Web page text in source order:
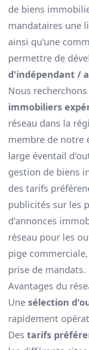
de biens
mandataires une
ainsi qu'une
permettre de
d'indépendant /
Nous recherchons
immobiliers
réseau dans la
membre de notre
large éventail
gestion de biens
des tarifs
publicités sur les
d'annonces
réseau pour les
pige
prise de mandats.
Avantages du
Une sélection
rapidement
Des tarifs